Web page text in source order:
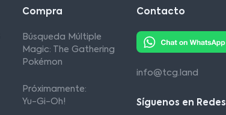
Compra
Búsqueda Múltiple
Magic: The Gathering
Pokémon
Próximamente:
Yu-Gi-Oh!
Contacto
info@tcg.land
Síguenos en Redes